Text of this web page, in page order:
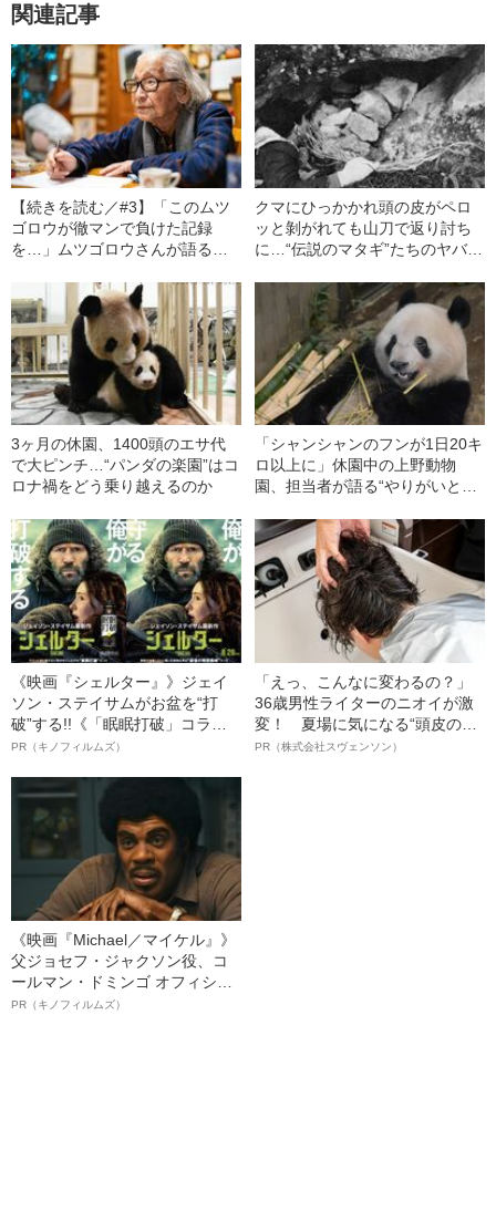
関連記事
【続きを読む／#3】「このムツ
ゴロウが徹マンで負けた記録
を…」ムツゴロウさんが語るギ
クマにひっかかれ頭の皮がペロ
ッと剝がれても山刀で返り討ち
に…“伝説のマタギ”たちのヤバ
3ヶ月の休園、1400頭のエサ代
で大ピンチ…“パンダの楽園”はコ
ロナ禍をどう乗り越えるのか
「シャンシャンのフンが1日20キ
ロ以上に」休園中の上野動物
園、担当者が語る“やりがいと苦
《映画『シェルター』》ジェイ
ソン・ステイサムがお盆を“打
破”する!!《「眠眠打破」コラ
ボ》
PR（キノフィルムズ）
「えっ、こんなに変わるの？」
36歳男性ライターのニオイが激
変！ 夏場に気になる“頭皮のニ
オイ”や“ベタつき”を解消す
PR（株式会社スヴェンソン）
《映画『Michael／マイケル』》
父ジョセフ・ジャクソン役、コ
ールマン・ドミンゴ オフィシャ
ルインタビュー“観客を魅了した
PR（キノフィルムズ）